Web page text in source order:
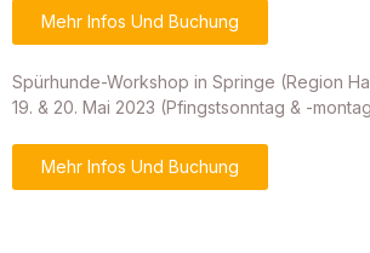
Mehr Infos Und Buchung
Spürhunde-Workshop in Springe (Region
19. & 20. Mai 2023 (Pfingstsonntag & -
Mehr Infos Und Buchung